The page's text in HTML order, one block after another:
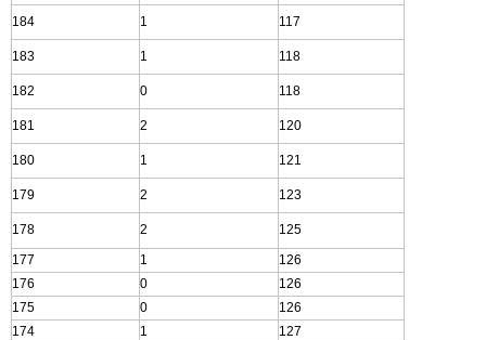
184 1 117
183 1 118
182 0 118
181 2 120
180 1 121
179 2 123
178 2
125
177
1
126
176
0
126
175
0
126
174
1
127